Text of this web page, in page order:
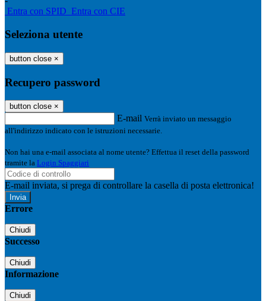
Entra con SPID Entra con CIE
Seleziona utente
button close ×
Recupero password
button close ×
E-mail Verrà inviato un messaggio
all'indirizzo indicato con le istruzioni necessarie.
Non hai una e-mail associata al nome utente? Effettua il reset della password
tramite la Login Spaggiari
E-mail inviata, si prega di controllare la casella di posta elettronica!
Errore
Chiudi
Successo
Chiudi
Informazione
Chiudi